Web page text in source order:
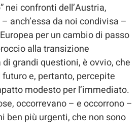
nei confronti dell’Austria,
anch’essa da noi condivisa –
per un cambio di passo
alla transizione
grandi questioni, è ovvio, che
e, pertanto, percepite
modesto per l’immediato.
occorrevano – e occorrono –
ben più urgenti, che non sono